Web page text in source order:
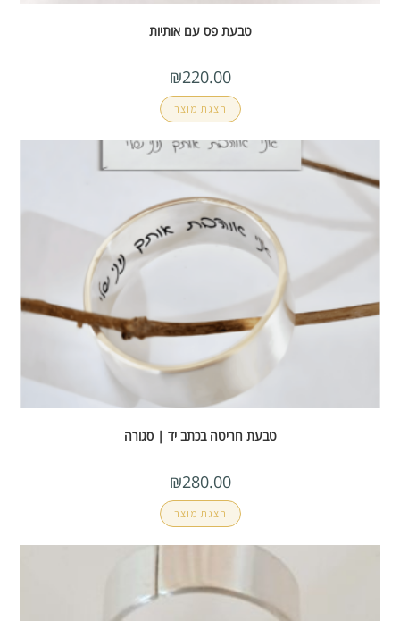
טבעת פס עם אותיות
₪220.00
הצגת מוצר
טבעת חריטה בכתב יד | סגורה
₪280.00
הצגת מוצר